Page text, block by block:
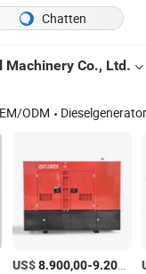
Chatten
Co., Ltd.
ODM
/Set
US$8.900,00-9.200,00